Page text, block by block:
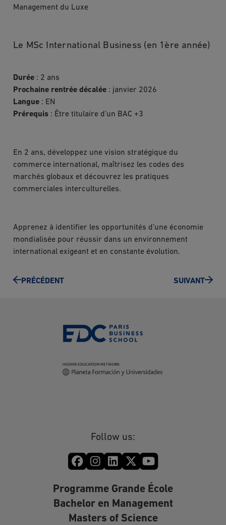
Management du Luxe
Le MSc International Business (en 1ère année)
Durée : 2 ans
Prochaine rentrée décalée : janvier 2026
Langue : EN
Prérequis : Être titulaire d’un BAC +3
En 2 ans, développez une vision stratégique du
commerce international, maîtrisez les codes des
marchés globaux et découvrez les pratiques
commerciales interculturelles.
Apprenez à identifier les opportunités d’une économie
mondialisée pour réussir dans un environnement
international exigeant et en constante évolution.
PRÉCÉDENT SUIVANT
Follow us:
Programme Grande École
Bachelor en Management
Masters of Science